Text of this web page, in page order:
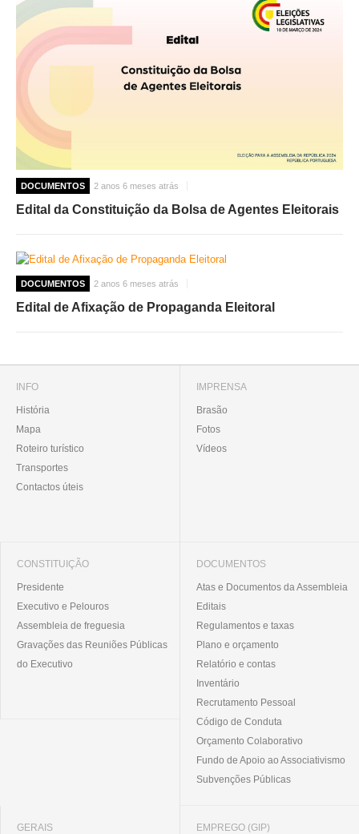
DOCUMENTOS 2 anos 6 meses atrás
Edital da Constituição da Bolsa de Agentes Eleitorais
DOCUMENTOS 2 anos 6 meses atrás
Edital de Afixação de Propaganda Eleitoral
INFO
História
Mapa
Roteiro turístico
Transportes
Contactos úteis
IMPRENSA
Brasão
Fotos
Vídeos
CONSTITUIÇÃO
Presidente
Executivo e Pelouros
Assembleia de freguesia
Gravações das Reuniões Públicas
do Executivo
DOCUMENTOS
Atas e Documentos da Assembleia
Editais
Regulamentos e taxas
Plano e orçamento
Relatório e contas
Inventário
Recrutamento Pessoal
Código de Conduta
Orçamento Colaborativo
Fundo de Apoio ao Associativismo
Subvenções Públicas
GERAIS EMPREGO (GIP)